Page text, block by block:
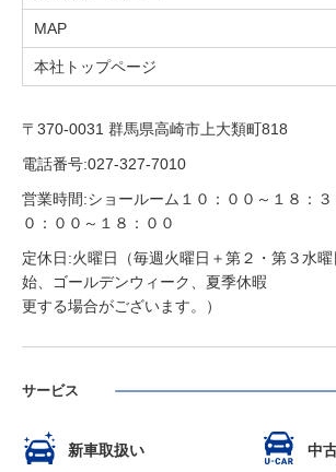
MAP
本社トップページ
〒370-0031 群馬県高崎市上大類町818
電話番号:027-327-7010
営業時間:ショールーム１０：００～１８：３
０：００～１８：００
定休日:火曜日（毎週火曜日＋第２・第３
始、ゴールデンウィーク、夏季休暇
更する場合がございます。）
サービス
新車取扱い 中